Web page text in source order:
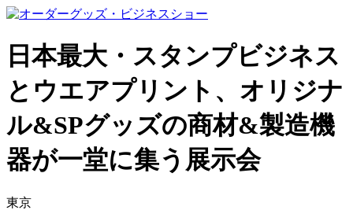
日本最大・スタンプビジネス
とウエアプリント、オリジナ
ル&SPグッズの商材&製造機
器が一堂に集う展示会
東京